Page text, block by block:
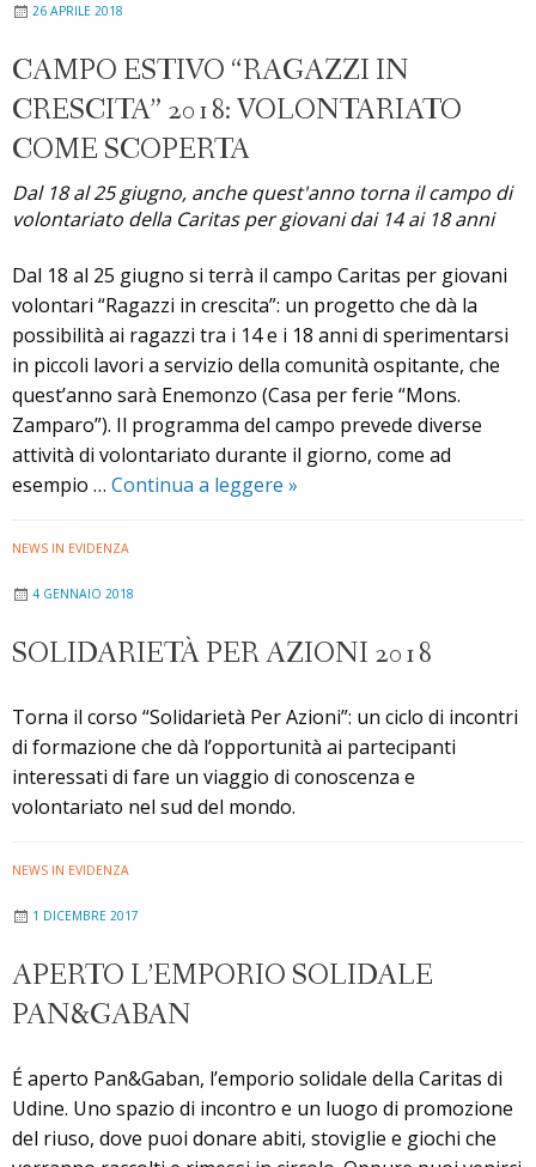
aperte
fino
al
maggio
26 APRILE 2018
CAMPO ESTIVO “RAGAZZI IN
CRESCITA” 2018: VOLONTARIATO
COME SCOPERTA
Dal 18 al 25 giugno, anche quest'anno torna il campo di
volontariato della Caritas per giovani dai 14 ai 18 anni
Dal 18 al 25 giugno si terrà il campo Caritas per giovani
volontari “Ragazzi in crescita”: un progetto che dà la
possibilità ai ragazzi tra i 14 e i 18 anni di sperimentarsi
in piccoli lavori a servizio della comunità ospitante, che
quest’anno sarà Enemonzo (Casa per ferie “Mons.
Zamparo”). Il programma del campo prevede diverse
attività di volontariato durante il giorno, come ad
esempio … Continua a leggere Campo
volontariato
scoperta
»
NEWS IN EVIDENZA
4 GENNAIO 2018
SOLIDARIETÀ PER AZIONI 2018
Torna il corso “Solidarietà Per Azioni”: un ciclo di incontri
di formazione che dà l’opportunità ai partecipanti
interessati di fare un viaggio di conoscenza e
volontariato nel sud del mondo.
NEWS IN EVIDENZA
1 DICEMBRE 2017
APERTO L’EMPORIO SOLIDALE
PAN&GABAN
É aperto Pan&Gaban, l’emporio solidale della Caritas di
Udine. Uno spazio di incontro e un luogo di promozione
del riuso, dove puoi donare abiti, stoviglie e giochi che